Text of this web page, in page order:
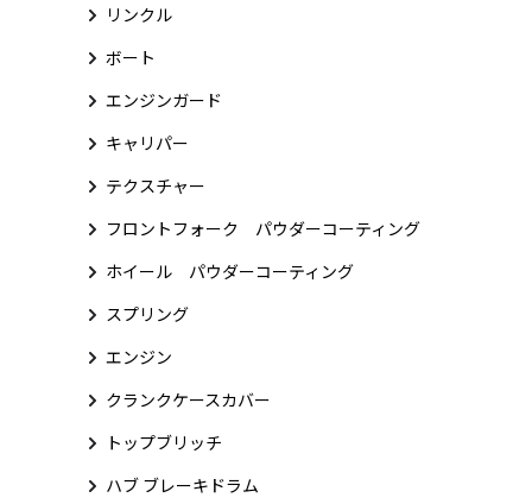
リンクル
ボート
エンジンガード
キャリパー
テクスチャー
フロントフォーク パウダーコーティング
ホイール パウダーコーティング
スプリング
エンジン
クランクケースカバー
トップブリッチ
ハブ ブレーキドラム